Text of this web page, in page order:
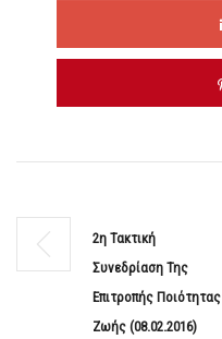
2η Τακτική
Συνεδρίαση Της
Επιτροπής Ποιότητας
Ζωής (08.02.2016)